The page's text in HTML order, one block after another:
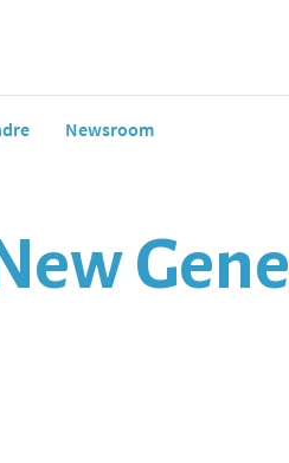
Newsroom
Gene